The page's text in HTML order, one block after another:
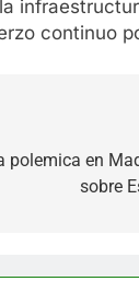
continuo
polemica en
sobre